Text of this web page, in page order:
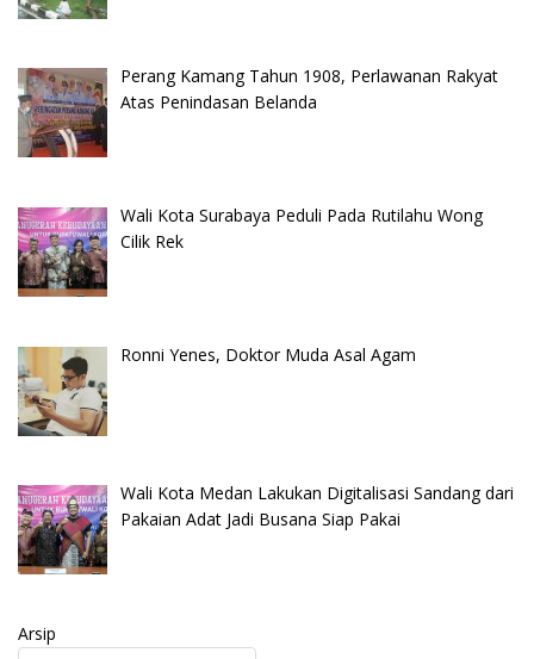
Perang Kamang Tahun 1908, Perlawanan Rakyat
Atas Penindasan Belanda
Wali Kota Surabaya Peduli Pada Rutilahu Wong
Cilik Rek
Ronni Yenes, Doktor Muda Asal Agam
Wali Kota Medan Lakukan Digitalisasi Sandang dari
Pakaian Adat Jadi Busana Siap Pakai
Arsip